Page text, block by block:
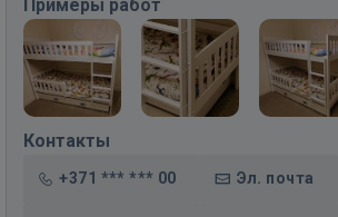
Примеры работ
Контакты
+371 *** *** 00 Эл. почта